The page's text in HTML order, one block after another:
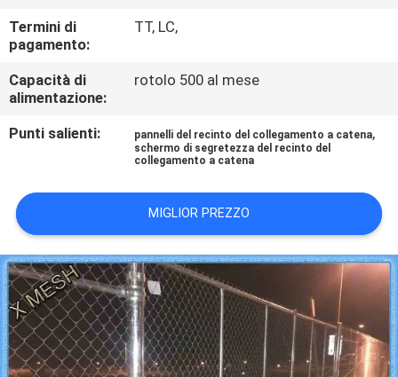
UNA
MAPPA
PRIVACY
POLICY
Termini di
pagamento:
TT, LC,
Capacità di
alimentazione:
rotolo 500 al mese
Punti salienti: pannelli del recinto del collegamento a catena,
schermo di segretezza del recinto del
collegamento a catena
MIGLIOR PREZZO